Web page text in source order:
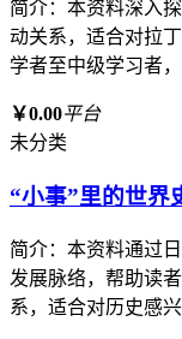
简介：本资料深入
动关系，适合对拉
学者至中级学习者
￥0.00平台
未分类
“小事”里的世界
简介：本资料通过
发展脉络，帮助读
系，适合对历史感